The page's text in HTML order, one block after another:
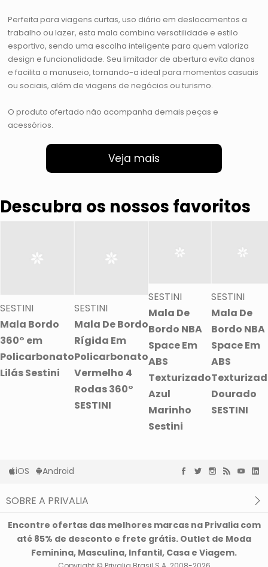
Perfeita para viagens curtas, uso diário em deslocamentos a
trabalho ou lazer, esta mala combina versatilidade e estilo
esportivo, sendo uma escolha inteligente para quem valoriza
design e funcionalidade. Seu limitador de abertura evita danos
e facilita o manuseio, tornando-a ideal para momentos casuais
ou sociais, além de viagens de negócios ou turismo.
O produto ofertado não acompanha demais peças e
acessórios.
Veja mais
Descubra os nossos favoritos
SESTINI
Mala Bordo
360° em
Policarbonato
Lilás Sestini
SESTINI
Mala De Bordo
Rígida Em
Policarbonato
Vermelho 4
Rodas 360°
SESTINI
SESTINI
Mala De
Bordo NBA
Space Em
ABS
Texturizado
Azul
Marinho
Sestini
SESTINI
Mala De
Bordo NBA
Space Em
ABS
Dourado
SESTINI
iOS Android
SOBRE A PRIVALIA
Privacidade e Cookies
Condições de uso
Encontre ofertas das melhores marcas na Privalia com
até 85% de desconto e frete grátis. Outlet de Moda
Feminina, Masculina, Infantil, Casa e Viagem.